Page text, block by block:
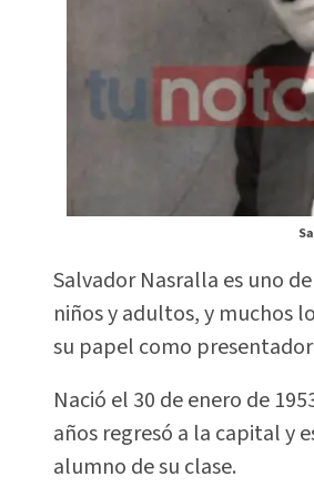
Salvador Nasralla es uno
niños y adultos, y muchos
su papel como presentador
Nació el 30 de enero de
años regresó a la capital y
alumno de su clase.